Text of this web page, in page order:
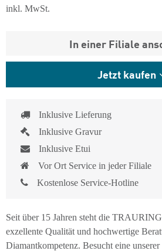
inkl. MwSt.
In einer Filiale
Jetzt kaufen
Inklusive Lieferung
Inklusive Gravur
Inklusive Etui
Vor Ort Service in jeder Filiale
Kostenlose Service-Hotline
Seit über 15 Jahren steht die
exzellente Qualität und hochwertige
Diamantkompetenz. Besucht eine